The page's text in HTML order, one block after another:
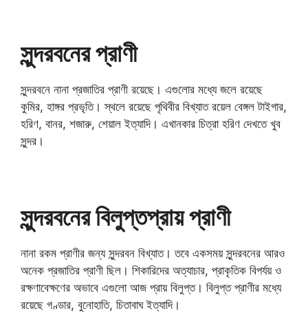
সুন্দরবনের প্রাণী
সুন্দরবনে নানা প্রজাতির প্রাণী রয়েছে। এগুলোর মধ্যে জলে রয়েছে
কুমির, হাঙ্গর প্রভৃতি। স্থলে রয়েছে পৃথিবীর বিখ্যাত রয়েল বেঙ্গল টাইগার,
হরিণ, বানর, শজারু, শেয়াল ইত্যাদি। এখানকার চিত্রা হরিণ দেখতে খুব
সুন্দর।
সুন্দরবনের বিলুপ্তপ্রায় প্রাণী
নানা রকম প্রাণীর জন্য সুন্দরবন বিখ্যাত। তবে একসময় সুন্দরবনের আরও
অনেক প্রজাতির প্রাণী ছিল। শিকারিদের অত্যাচার, প্রাকৃতিক বিপর্যয় ও
রক্ষণাবেক্ষণের অভাবে এগুলো আজ প্রায় বিলুপ্ত। বিলুপ্ত প্রাণীর মধ্যে
রয়েছে গণ্ডার, বুনোহাতি, চিতাবাঘ ইত্যাদি।